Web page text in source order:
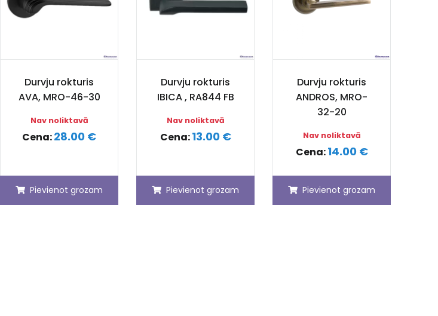
Durvju rokturis
AVA, MRO-46-30
Nav noliktavā
Cena:28.00 €
Pievienot grozam
Durvju rokturis
IBICA , RA844 FB
Nav noliktavā
Cena:13.00 €
Pievienot grozam
Durvju rokturis
ANDROS, MRO-
32-20
Nav noliktavā
Cena:14.00 €
Pievienot grozam